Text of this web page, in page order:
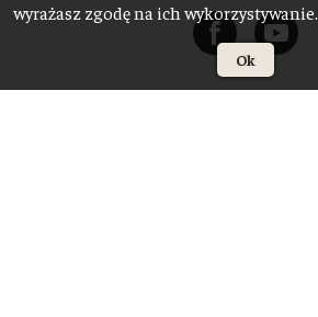
wyrażasz zgodę na ich wykorzystywanie.
Ok